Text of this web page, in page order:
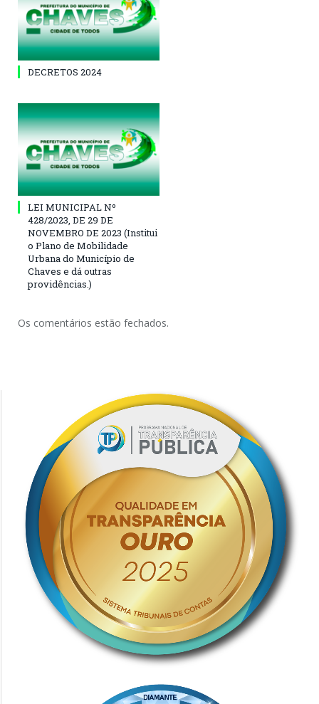
DECRETOS 2024
LEI MUNICIPAL Nº
428/2023, DE 29 DE
NOVEMBRO DE 2023 (Institui
o Plano de Mobilidade
Urbana do Município de
Chaves e dá outras
providências.)
Os comentários estão fechados.